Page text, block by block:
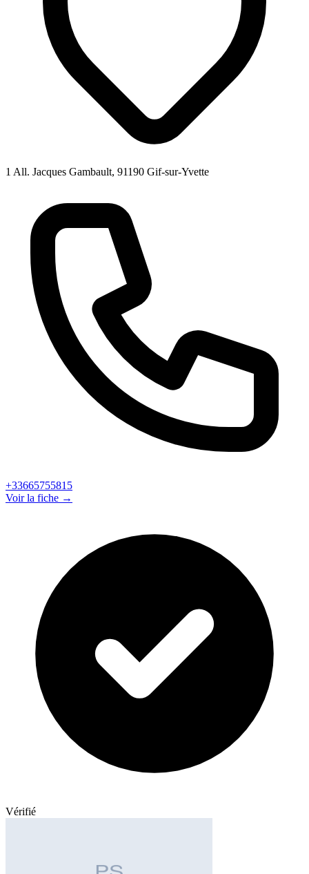
1 All. Jacques Gambault, 91190 Gif-sur-Yvette
+33665755815
Voir la fiche →
Vérifié